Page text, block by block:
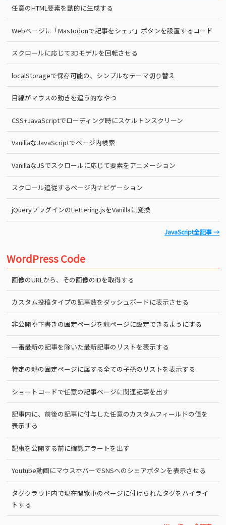
任意のHTML要素を動的に生成する
Webページに「Mastodonで記事をシェア」ボタンを設置するコード
スクロールに応じて3Dモデルを回転させる
localStorageで保存可能の、シンプルなテーマ切り替え
目線がマウスの動きを追う的なやつ
CSS+JavaScriptでローディング時にスケルトンスクリーン
VanillaなJavaScriptでページ内検索
VanillaなJSでスクロールに応じて要素をアニメーション
スクロール追従するページ内ナビゲーション
jQueryプラグインのLettering.jsをVanillaに変換
JavaScript全記事 →
WordPress Code
画像のURLから、その画像のIDを取得する
カスタム投稿タイプの記事数をダッシュボードに表示させる
非公開や下書きの固定ページを親ページに設定できるようにする
一番最新の記事を除いた最新記事のリストを表示する
特定の親の固定ページに属する全ての子孫のリストを表示する
ショートコードで任意の記事ページに関連記事を出す
記事内に、前後の記事に付与した任意のカスタムフィールドの値を
表示する
記事を公開する前に確認アラートを出す
Youtube動画にマウスホバーでSNSへのシェアボタンを表示させる
タグクラウド内で現在閲覧中のページに付けられたタグをハイライ
トする